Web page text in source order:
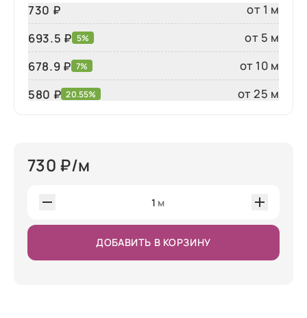
730 ₽
от 1 м
693.5 ₽ 5%
от 5 м
678.9 ₽ 7%
от 10 м
580 ₽ 20.55% от 25 м
730 ₽/м
1 м
ДОБАВИТЬ В КОРЗИНУ